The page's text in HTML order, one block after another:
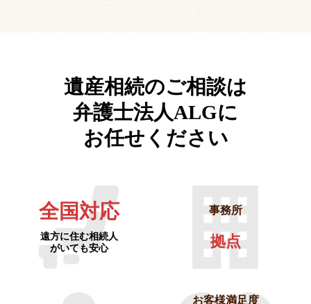
遺産相続のご相談は
弁護士法人ALGに
お任せください
全国対応
遠方に住む相続人
がいても安心
事務所
拠点
お客様満足度